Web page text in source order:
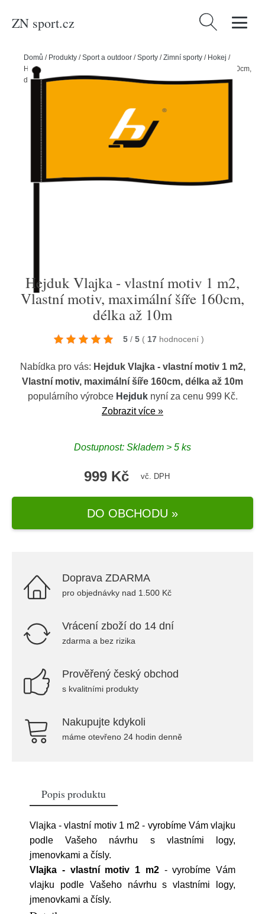
ZN sport.cz Vyhledávání
Domů / Produkty /Sport a outdoor /Sporty /Zimní sporty / Hokej /
Hejduk Vlajka - vlastní motiv 1 m2, Vlastní motiv, maximální šíře 160cm,
délka až 10m
Hejduk Vlajka - vlastní motiv 1 m2,
Vlastní motiv, maximální šíře 160cm,
délka až 10m
5 / 5 ( 17 hodnocení )
Nabídka pro vás: Hejduk Vlajka - vlastní motiv 1 m2,
Vlastní motiv, maximální šíře 160cm, délka až 10m
populárního výrobce Hejduknyní za cenu 999 Kč.
Zobrazit více »
Dostupnost: Skladem > 5 ks
999 Kč vč. DPH
DO OBCHODU »
Doprava ZDARMA
pro objednávky nad 1.500 Kč
Vrácení zboží do 14 dní
zdarma a bez rizika
Prověřený český obchod
s kvalitními produkty
Nakupujte kdykoli
máme otevřeno 24 hodin denně
Popis produktu
Vlajka - vlastní motiv 1 m2 - vyrobíme Vám vlajku
podle Vašeho návrhu s vlastními logy,
jmenovkami a čísly.
Vlajka - vlastní motiv 1 m2- vyrobíme Vám
vlajku podle Vašeho návrhu s vlastními logy,
jmenovkami a čísly.